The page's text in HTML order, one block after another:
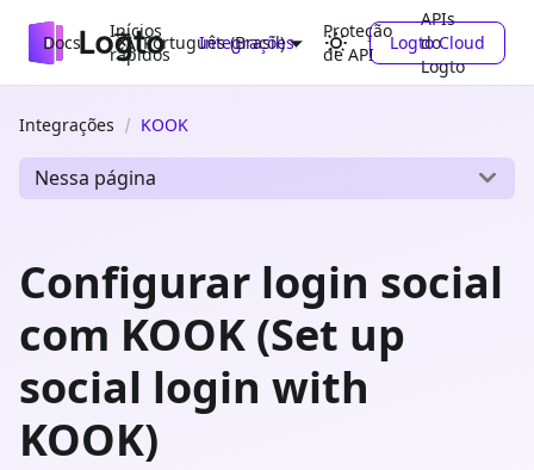
Docs
Inícios
rápidos
Integrações
Proteção
de API
APIs
do
Logto
Português (Brasil) Logto Cloud
Integrações KOOK
Nessa página
Configurar login social
com KOOK (Set up
social login with
KOOK)